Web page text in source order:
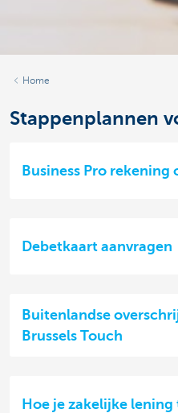
Home
Stappenplannen
Business Pro rekening
Debetkaart aanvragen
Buitenlandse
Brussels Touch
Hoe je zakelijke lening